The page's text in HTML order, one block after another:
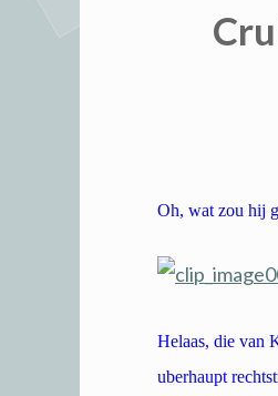
Oh, wat zou hij
Helaas, die van
uberhaupt